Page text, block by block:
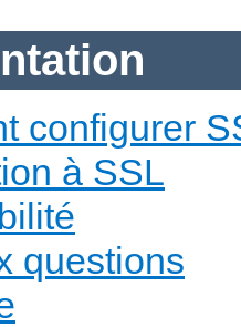
configurer
à SSL
questions